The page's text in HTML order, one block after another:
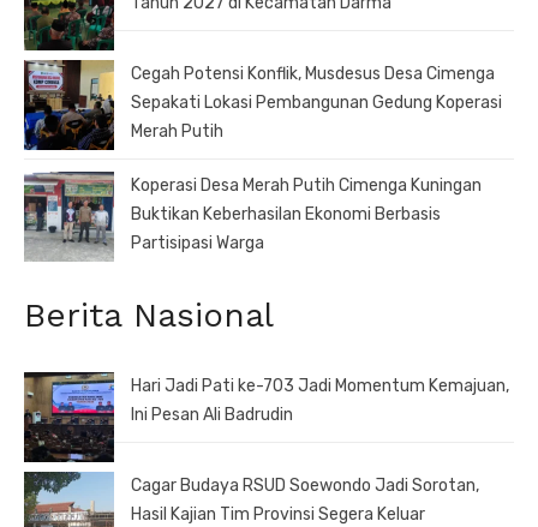
Cegah Potensi Konflik, Musdesus Desa Cimenga
Sepakati Lokasi Pembangunan Gedung Koperasi
Merah Putih
Koperasi Desa Merah Putih Cimenga Kuningan
Buktikan Keberhasilan Ekonomi Berbasis
Partisipasi Warga
Berita Nasional
Hari Jadi Pati ke-703 Jadi Momentum Kemajuan,
Ini Pesan Ali Badrudin
Cagar Budaya RSUD Soewondo Jadi Sorotan,
Hasil Kajian Tim Provinsi Segera Keluar